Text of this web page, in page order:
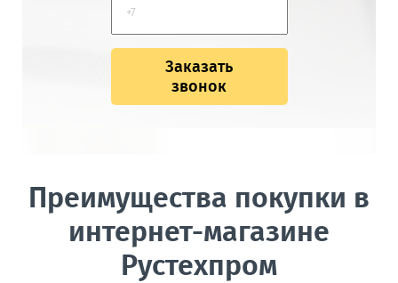
Заказать
звонок
Преимущества покупки в
интернет-магазине
Рустехпром